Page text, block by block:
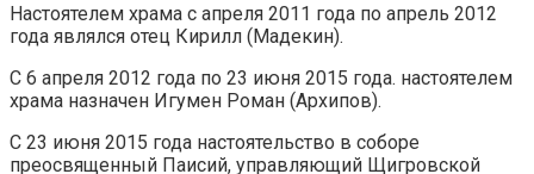
Настоятелем храма с апреля 2011 года по апрель 2012
года являлся отец Кирилл (Мадекин).
С 6 апреля 2012 года по 23 июня 2015 года. настоятелем
храма назначен Игумен Роман (Архипов).
С 23 июня 2015 года настоятельство в соборе
преосвященный Паисий, управляющий Щигровской